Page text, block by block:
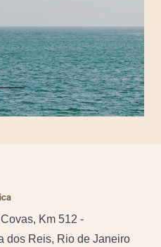
Km 512 -
dos Reis, Rio de Janeiro